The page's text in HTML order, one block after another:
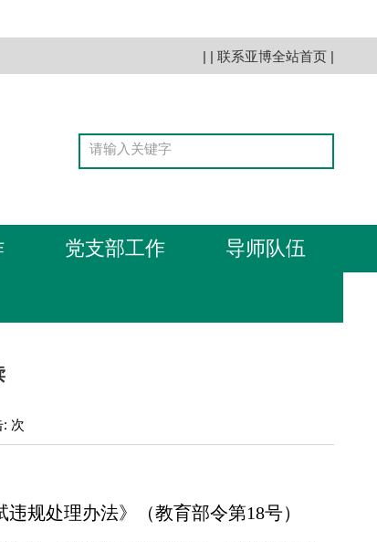
| | 联系亚博全站首页 |
党支部工作 导师队伍
次
违规处理办法》（教育部令第18号）